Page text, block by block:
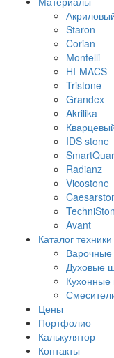
Staron
Corian
Montelli
HI-MACS
Tristone
Grandex
Akrilika
IDS stone
Radianz
Vicostone
Avant
Каталог техники
Варочные
Духовые
Кухонные
Цены
Портфолио
Калькулятор
Контакты